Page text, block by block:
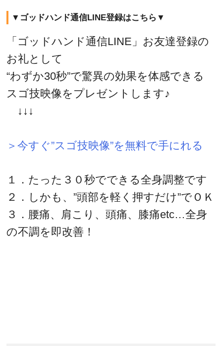
▼ゴッドハンド通信LINE登録はこちら▼
「ゴッドハンド通信LINE」お友達登録の
お礼として
“わずか30秒”で驚異の効果を体感できる
スゴ技映像をプレゼントします♪
↓↓↓
＞今すぐ”スゴ技映像”を無料で手にれる
１．たった３０秒でできる全身調整です
２．しかも、”頭部を軽く押すだけ”でＯＫ
３．腰痛、肩こり、頭痛、膝痛etc…全身
の不調を即改善！